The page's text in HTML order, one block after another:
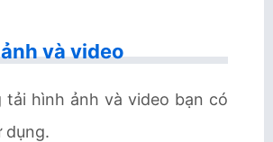
và video
tải hình ảnh và video bạn có
dụng.